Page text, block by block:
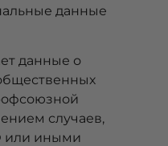
данные
данные о
случаев,
или иными